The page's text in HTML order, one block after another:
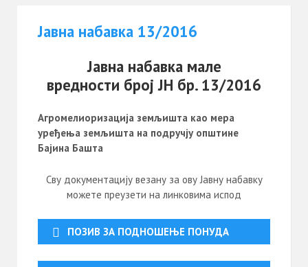
Јавна набавка 13/2016
Јавна набавка мале
вредности број ЈН бр. 13/2016
Агромелиоризација земљишта као мера
уређења земљишта на подручју општине
Бајина Башта
Сву документацију везану за ову Јавну набавку
можете преузети на линковима испод
ПОЗИВ ЗА ПОДНОШЕЊЕ ПОНУДА